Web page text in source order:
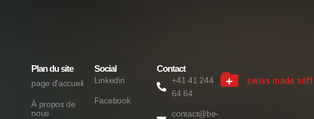
Plan du site
page d'accueil
À propos de
nous
Social
Linkedin
Facebook
Contact
+41 41 244
64 64
contact@be-